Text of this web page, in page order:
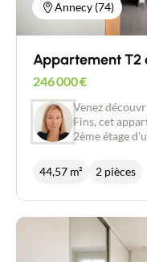
Annecy (74)
Appartement T2
246 000€
Venez
Fins, cet
2ème étage
bénéficie
séjour
Installations
Chauffage
44,57 m² 2 pièces